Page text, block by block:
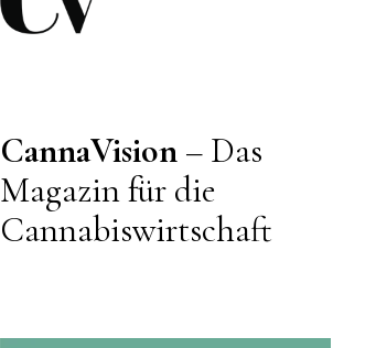
CannaVision – Das
Magazin für die
Cannabiswirtschaft